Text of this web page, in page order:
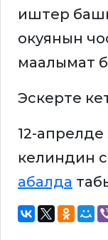
иштер
окуянын
маалымат
Эскерте
12-апрелде
келиндин
абалда